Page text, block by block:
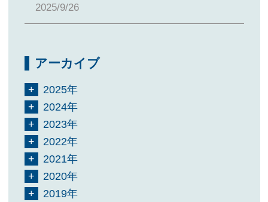
2025/9/26
アーカイブ
2025年
2024年
2023年
2022年
2021年
2020年
2019年